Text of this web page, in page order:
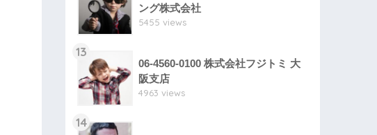
ング株式会社
5455 views
13
06-4560-0100 株式会社フジトミ 大
阪支店
4963 views
14